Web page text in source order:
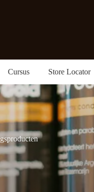
Cursus Store Locator